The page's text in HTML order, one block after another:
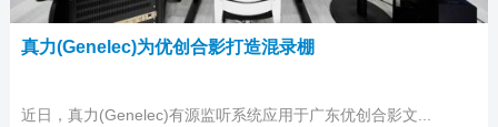
真力(Genelec)为优创合影打造混录棚
近日，真力(Genelec)有源监听系统应用于广东优创合影文...